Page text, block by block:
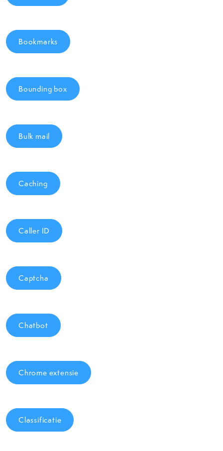
Bookmarks
Bounding box
Bulk mail
Caching
Caller ID
Captcha
Chatbot
Chrome extensie
Classificatie